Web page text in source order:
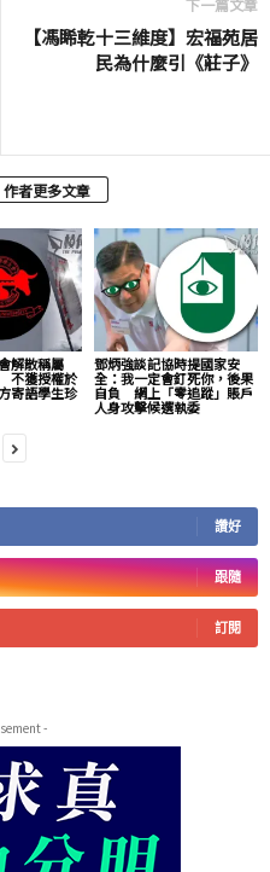
下一篇文章
【馮睎乾十三維度】宏福苑居
民為什麼引《莊子》
作者更多文章
解散稱屬
不獲授權於
寄語學生珍
鄧炳強談記協時提國家安
全：我一定會釘死你，後果
自負 網上「零追蹤」賬戶
人身攻擊候選執委
讚好
跟隨
訂閱
-